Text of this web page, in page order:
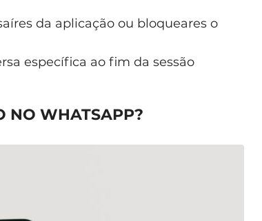
da aplicação ou bloqueares o
específica ao fim da sessão
NO WHATSAPP?